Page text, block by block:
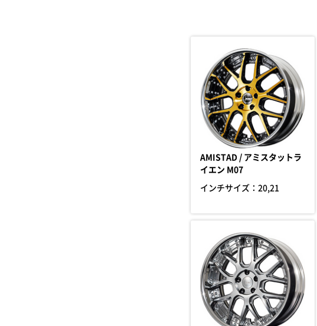
AMISTAD / アミスタットラ
イエン M07
インチサイズ： 20,21